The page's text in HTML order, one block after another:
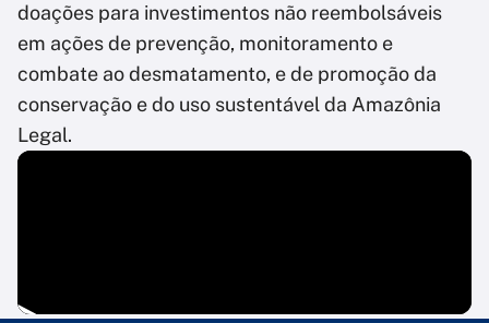
doações para investimentos não reembolsáveis
em ações de prevenção, monitoramento e
combate ao desmatamento, e de promoção da
conservação e do uso sustentável da Amazônia
Legal.